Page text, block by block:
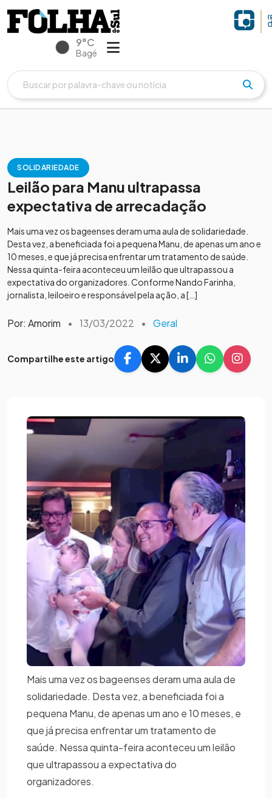
9°C
Bagé
SOLIDARIEDADE
Leilão para Manu ultrapassa
expectativa de arrecadação
Mais uma vez os bageenses deram uma aula de solidariedade.
Desta vez, a beneficiada foi a pequena Manu, de apenas um ano e
10 meses, e que já precisa enfrentar um tratamento de saúde.
Nessa quinta-feira aconteceu um leilão que ultrapassou a
expectativa do organizadores. Conforme Nando Farinha,
jornalista, leiloeiro e responsável pela ação, a […]
Por: Amorim • 13/03/2022 • Geral
Compartilhe este artigo
Mais uma vez os bageenses deram uma aula de
solidariedade. Desta vez, a beneficiada foi a
pequena Manu, de apenas um ano e 10 meses, e
que já precisa enfrentar um tratamento de
saúde. Nessa quinta-feira aconteceu um leilão
que ultrapassou a expectativa do
organizadores.